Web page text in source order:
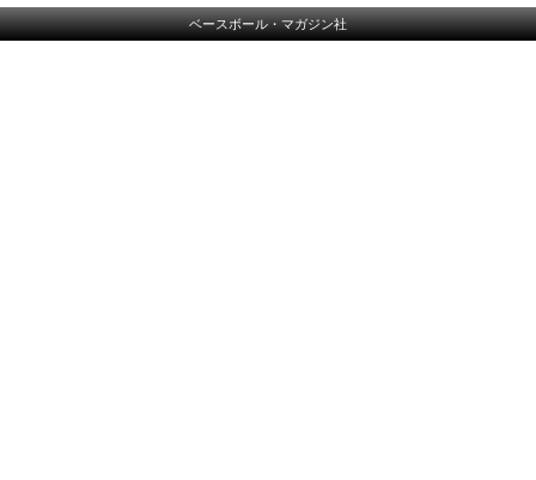
ベースボール・マガジン社